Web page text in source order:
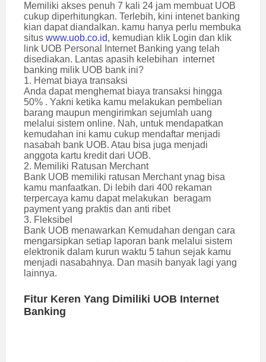
Memiliki akses penuh 7 kali 24 jam membuat UOB
cukup diperhitungkan. Terlebih, kini intenet banking
kian dapat diandalkan. kamu hanya perlu membuka
situs www.uob.co.id, kemudian klik Login dan klik
link UOB Personal Internet Banking yang telah
disediakan. Lantas apasih kelebihan internet
banking milik UOB bank ini?
1. Hemat biaya transaksi
Anda dapat menghemat biaya transaksi hingga
50% . Yakni ketika kamu melakukan pembelian
barang maupun mengirimkan sejumlah uang
melalui sistem online. Nah, untuk mendapatkan
kemudahan ini kamu cukup mendaftar menjadi
nasabah bank UOB. Atau bisa juga menjadi
anggota kartu kredit dari UOB.
2. Memiliki Ratusan Merchant
Bank UOB memiliki ratusan Merchant ynag bisa
kamu manfaatkan. Di lebih dari 400 rekaman
terpercaya kamu dapat melakukan beragam
payment yang praktis dan anti ribet
3. Fleksibel
Bank UOB menawarkan Kemudahan dengan cara
mengarsipkan setiap laporan bank melalui sistem
elektronik dalam kurun waktu 5 tahun sejak kamu
menjadi nasabahnya. Dan masih banyak lagi yang
lainnya.
Fitur Keren Yang Dimiliki UOB Internet
Banking